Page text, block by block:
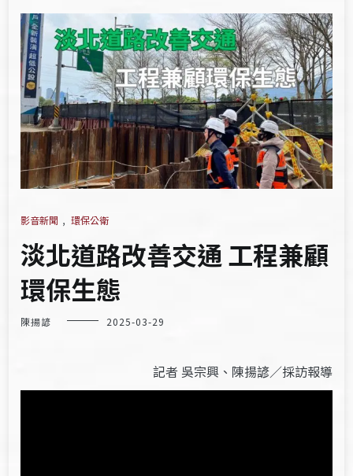
影音新聞 , 環保公衛
淡北道路改善交通 工程兼顧
環保生態
陳揚諺 2025-03-29
記者 吳宗興、陳揚諺／採訪報導